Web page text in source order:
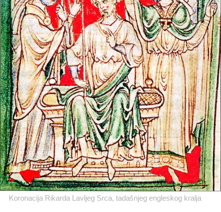
Koronacija Rikarda Lavljeg Srca, tadašnjeg engleskog kralja